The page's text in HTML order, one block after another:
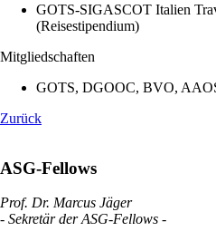
GOTS-SIGASCOT Italien
(Reisestipendium)
Mitgliedschaften
GOTS, DGOOC, BVO,
Zurück
ASG-Fellows
Prof. Dr. Marcus Jäger
- Sekretär der ASG-Fellows -